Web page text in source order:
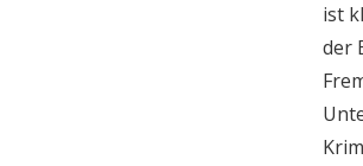
ist
der